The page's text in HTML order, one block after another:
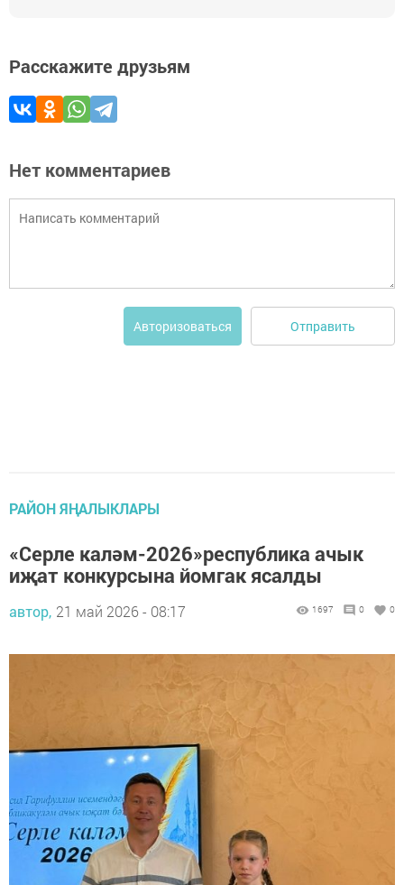
Расскажите друзьям
Нет комментариев
Авторизоваться Отправить
РАЙОН ЯҢАЛЫКЛАРЫ
«Серле каләм-2026»республика ачык
иҗат конкурсына йомгак ясалды
автор, 21 май 2026 - 08:17 1697 0 0